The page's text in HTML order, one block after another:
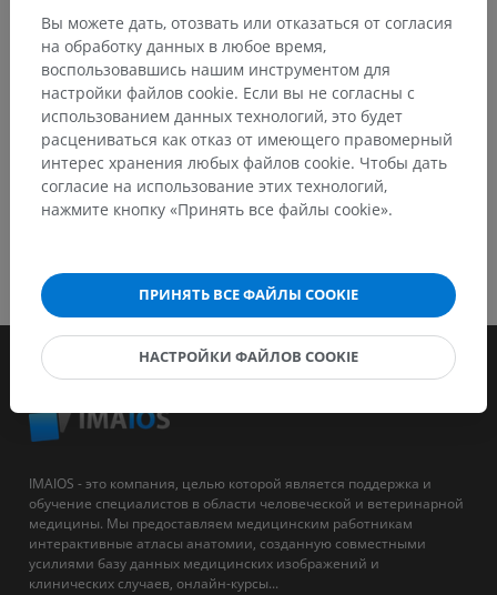
СКАЧАТЬ ПРИЛОЖЕНИЕ
IMAIOS - это компания, целью которой является поддержка и
обучение специалистов в области человеческой и ветеринарной
медицины. Мы предоставляем медицинским работникам
интерактивные атласы анатомии, созданную совместными
усилиями базу данных медицинских изображений и
клинических случаев, онлайн-курсы...
Вы можете дать, отозвать или отказаться от согласия
на обработку данных в любое время,
воспользовавшись нашим инструментом для
настройки файлов cookie. Если вы не согласны с
использованием данных технологий, это будет
расцениваться как отказ от имеющего правомерный
интерес хранения любых файлов cookie. Чтобы дать
согласие на использование этих технологий,
нажмите кнопку «Принять все файлы cookie».
ПРИНЯТЬ ВСЕ ФАЙЛЫ COOKIE
НАСТРОЙКИ ФАЙЛОВ COOKIE